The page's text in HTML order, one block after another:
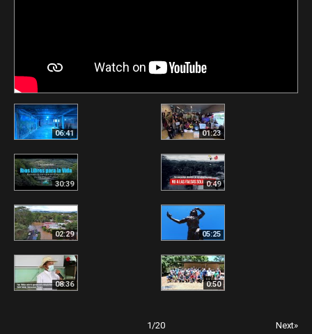
06:41 01:23
30:39 0:49
02:29 05:25
08:36 0:50
1/20 Next»